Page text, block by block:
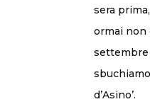
sera
ormai non
settembre
d’Asino’.